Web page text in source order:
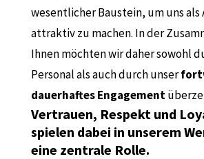
wesentlicher Baustein, um uns
attraktiv zu machen. In der
Ihnen möchten wir daher sowohl
Personal als auch durch unser
dauerhaftesEngagement
Vertrauen, Respekt und
spielen dabei in unserem
eine zentrale Rolle.